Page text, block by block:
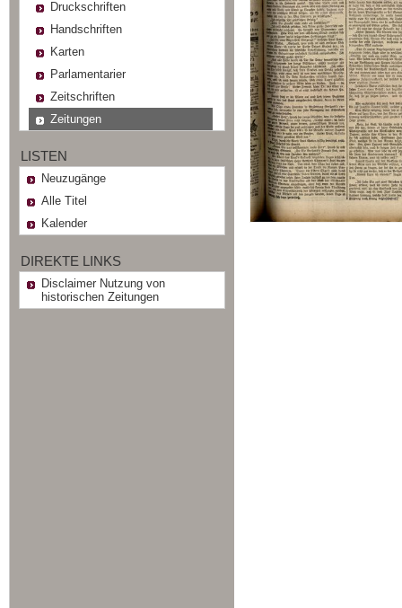
Druckschriften
Handschriften
Karten
Parlamentarier
Zeitschriften
Zeitungen
LISTEN
Neuzugänge
Alle Titel
Kalender
DIREKTE LINKS
Disclaimer Nutzung von
historischen Zeitungen